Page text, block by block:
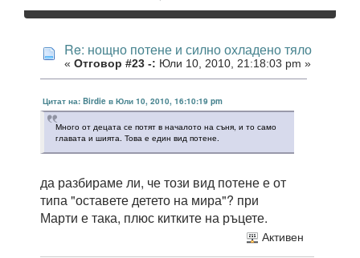
Re: нощно потене и силно охладено тяло
« Отговор #23 -: Юли 10, 2010, 21:18:03 pm »
Цитат на: Birdie в Юли 10, 2010, 16:10:19 pm
Много от децата се потят в началото на съня, и то само
главата и шията. Това е един вид потене.
да разбираме ли, че този вид потене е от
типа "оставете детето на мира"? при
Марти е така, плюс китките на ръцете.
Активен